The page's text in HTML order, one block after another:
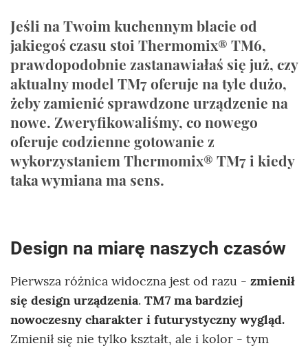
Jeśli na Twoim kuchennym blacie od
jakiegoś czasu stoi Thermomix® TM6,
prawdopodobnie zastanawiałaś się już, czy
aktualny model TM7 oferuje na tyle dużo,
żeby zamienić sprawdzone urządzenie na
nowe. Zweryfikowaliśmy, co nowego
oferuje codzienne gotowanie z
wykorzystaniem Thermomix® TM7 i kiedy
taka wymiana ma sens.
Design na miarę naszych czasów
Pierwsza różnica widoczna jest od razu - zmienił
się design urządzenia. TM7 ma bardziej
nowoczesny charakter i futurystyczny wygląd.
Zmienił się nie tylko kształt, ale i kolor - tym